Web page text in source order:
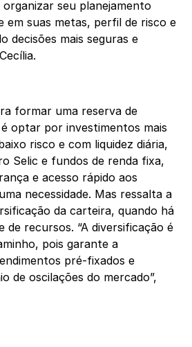
seu planejamento
em suas metas, perfil de risco e
decisões mais seguras e
formar uma reserva de
optar por investimentos mais
risco e com liquidez diária,
Selic e fundos de renda fixa,
e acesso rápido aos
necessidade. Mas ressalta a
da carteira, quando há
de recursos. “A diversificação é
pois garante a
pré-fixados e
de oscilações do mercado”,